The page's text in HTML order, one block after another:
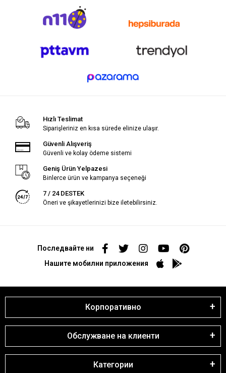
Hızlı Teslimat
Siparişleriniz en kısa sürede elinize ulaşır.
Güvenli Alışveriş
Güvenli ve kolay ödeme sistemi
Geniş Ürün Yelpazesi
Binlerce ürün ve kampanya seçeneği
7 / 24 DESTEK
Öneri ve şikayetlerinizi bize iletebilirsiniz.
Последвайте ни
Нашите мобилни приложения
Корпоративно
Обслужване на клиенти
Категории